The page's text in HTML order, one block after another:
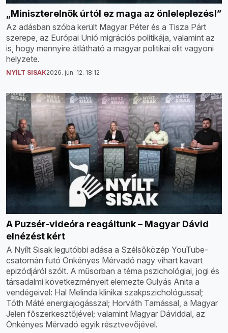
„Miniszterelnök úrtól ez maga az önleleplezés!”
Az adásban szóba került Magyar Péter és a Tisza Párt
szerepe, az Európai Unió migrációs politikája, valamint az
is, hogy mennyire átlátható a magyar politikai elit vagyoni
helyzete.
NYÍLT SISAK2026. jún. 12. 18:12
A Puzsér-videóra reagáltunk – Magyar Dávid
elnézést kért
A Nyílt Sisak legutóbbi adása a Szélsőközép YouTube-
csatornán futó Önkényes Mérvadó nagy vihart kavart
epizódjáról szólt. A műsorban a téma pszichológiai, jogi és
társadalmi következményeit elemezte Gulyás Anita a
vendégeivel: Hal Melinda klinikai szakpszichológussal;
Tóth Máté energiajogásszal; Horváth Tamással, a Magyar
Jelen főszerkesztőjével; valamint Magyar Dáviddal, az
Önkényes Mérvadó egyik résztvevőjével.